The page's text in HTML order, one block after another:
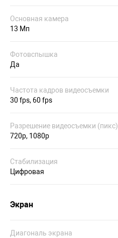
Основная камера
13 Мп
Фотовспышка
Да
Частота кадров видеосъемки
30 fps, 60 fps
Разрешение видеосъемки (пикс)
720p, 1080p
Стабилизация
Цифровая
Экран
Диагональ экрана